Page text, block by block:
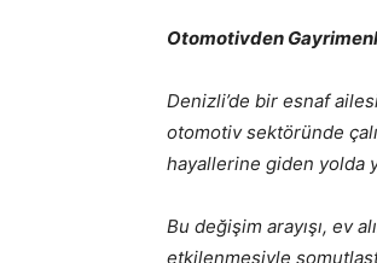
Otomotivden
Denizli’de bir esnaf
otomotiv sektöründe
hayallerine giden yolda
Bu değişim arayışı, ev
etkilenmesiyle